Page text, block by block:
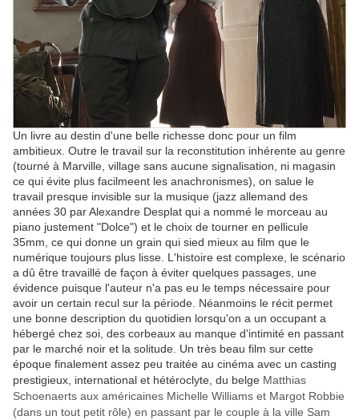
Un livre au destin d'une belle richesse donc pour un film
ambitieux. Outre le travail sur la reconstitution inhérente au genre
(tourné à Marville, village sans aucune signalisation, ni magasin
ce qui évite plus facilmeent les anachronismes), on salue le
travail presque invisible sur la musique (jazz allemand des
années 30 par Alexandre Desplat qui a nommé le morceau au
piano justement "Dolce") et le choix de tourner en pellicule
35mm, ce qui donne un grain qui sied mieux au film que le
numérique toujours plus lisse. L'histoire est complexe, le scénario
a dû être travaillé de façon à éviter quelques passages, une
évidence puisque l'auteur n'a pas eu le temps nécessaire pour
avoir un certain recul sur la période. Néanmoins le récit permet
une bonne description du quotidien lorsqu'on a un occupant a
hébergé chez soi, des corbeaux au manque d'intimité en passant
par le marché noir et la solitude. Un très beau film sur cette
époque finalement assez peu traitée au cinéma avec un casting
prestigieux, international et hétéroclyte, du belge Matthias
Schoenaerts aux américaines Michelle Williams et Margot Robbie
(dans un tout petit rôle) en passant par le couple à la ville Sam